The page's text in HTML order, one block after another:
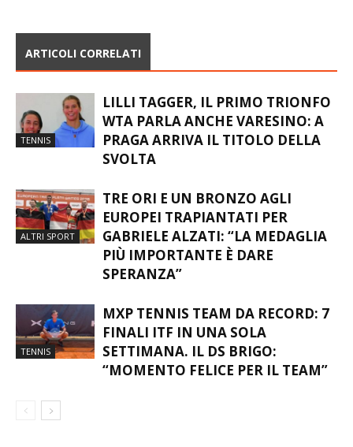
ARTICOLI CORRELATI
TENNIS
LILLI TAGGER, IL PRIMO TRIONFO
WTA PARLA ANCHE VARESINO: A
PRAGA ARRIVA IL TITOLO DELLA
SVOLTA
ALTRI SPORT
TRE ORI E UN BRONZO AGLI
EUROPEI TRAPIANTATI PER
GABRIELE ALZATI: “LA MEDAGLIA
PIÙ IMPORTANTE È DARE
SPERANZA”
TENNIS
MXP TENNIS TEAM DA RECORD: 7
FINALI ITF IN UNA SOLA
SETTIMANA. IL DS BRIGO:
“MOMENTO FELICE PER IL TEAM”